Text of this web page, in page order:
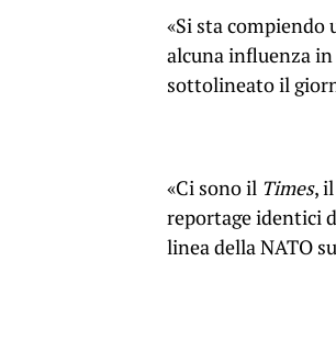
«Si sta compiendo
alcuna influenza
sottolineato il
«Ci sono il Times, il
reportage identici
linea della NATO